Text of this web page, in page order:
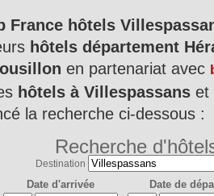
France hôtels
hôtels département
en partenariat avec
hôtels à Villespassans et
la recherche ci-dessous :
Recherche
Destination
Date d'arrivée Date de